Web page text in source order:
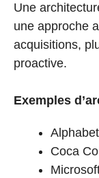
Une
une approche
acquisitions,
proactive.
Exemples
Alphabet
Coca